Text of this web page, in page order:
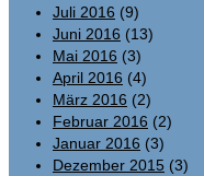
Juli 2016 (9)
Juni 2016 (13)
Mai 2016 (3)
April 2016 (4)
März 2016 (2)
Februar 2016 (2)
Januar 2016 (3)
Dezember 2015 (3)